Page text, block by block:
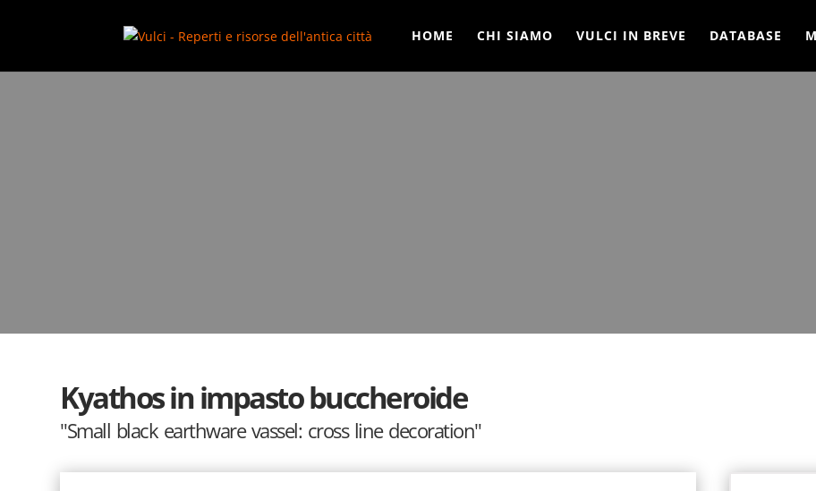
HOME
CHI SIAMO VULCI IN BREVE DATABASE
Kyathos in impasto buccheroide
"Small black earthware vassel: cross line decoration"